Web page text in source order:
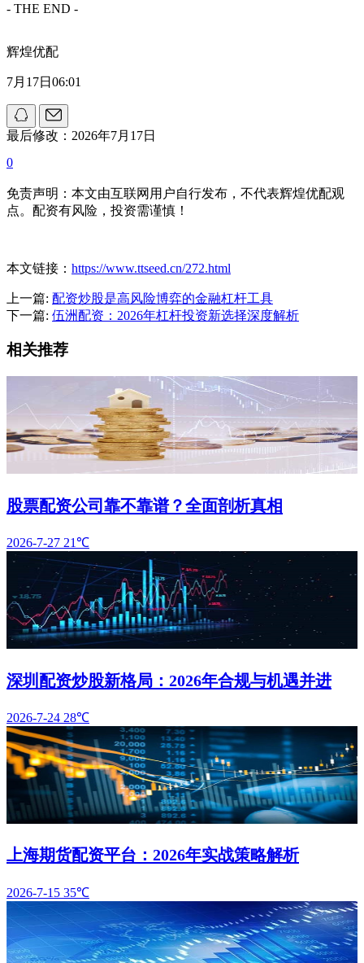
- THE END -
辉煌优配
7月17日06:01
最后修改：2026年7月17日
0
免责声明：本文由互联网用户自行发布，不代表辉煌优配观
点。配资有风险，投资需谨慎！
本文链接： https://www.ttseed.cn/272.html
上一篇: 配资炒股是高风险博弈的金融杠杆工具
下一篇: 伍洲配资：2026年杠杆投资新选择深度解析
相关推荐
股票配资公司靠不靠谱？全面剖析真相
2026-7-27 21℃
深圳配资炒股新格局：2026年合规与机遇并进
2026-7-24 28℃
上海期货配资平台：2026年实战策略解析
2026-7-15 35℃